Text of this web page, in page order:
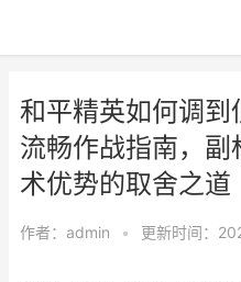
和平精英如何调
流畅作战指南，
术优势的取舍之道
作者： admin • 更新时间：